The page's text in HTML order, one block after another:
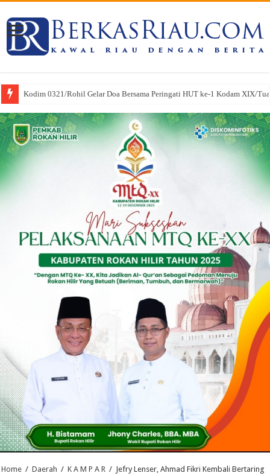
Kodim 0321/Rohil Gelar Doa Bersama Peringati HUT ke-1 Kodam XIX/
Home / Daerah / K A M P A R / Jefry Lenser, Ahmad Fikri Kembali Bertaring